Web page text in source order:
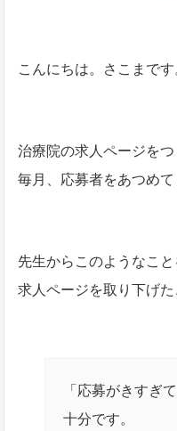
こんにちは。さこまです
治療院の求人ページをつ
毎月、応募者をあつめて
先生からこのようなこと
求人ページを取り下げた
「応募がきすぎ
十分です。